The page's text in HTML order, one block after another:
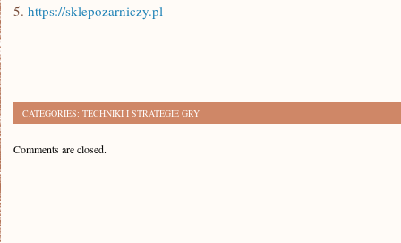
5. https://sklepozarniczy.pl
CATEGORIES: TECHNIKI I STRATEGIE GRY
Comments are closed.